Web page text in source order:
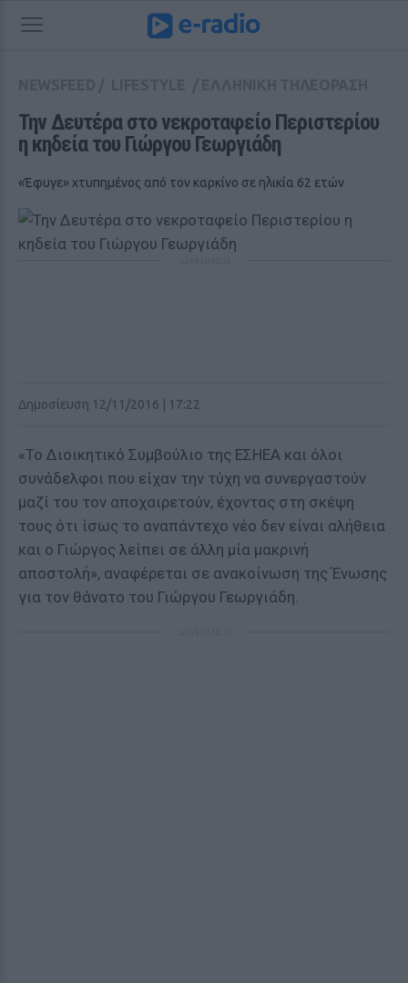
Την Δευτέρα στο νεκροταφείο Περιστερίου
η κηδεία του Γιώργου Γεωργιάδη
«Έφυγε» χτυπημένος από τον καρκίνο σε ηλικία 62 ετών
Δημοσίευση 12/11/2016 | 17:22
«Το Διοικητικό Συμβούλιο της ΕΣΗΕΑ και όλοι
συνάδελφοι που είχαν την τύχη να συνεργαστούν
μαζί του τον αποχαιρετούν, έχοντας στη σκέψη
τους ότι ίσως το αναπάντεχο νέο δεν είναι αλήθεια
και ο Γιώργος λείπει σε άλλη μία μακρινή
αποστολή», αναφέρεται σε ανακοίνωση της Ένωσης
για τον θάνατο του Γιώργου Γεωργιάδη.